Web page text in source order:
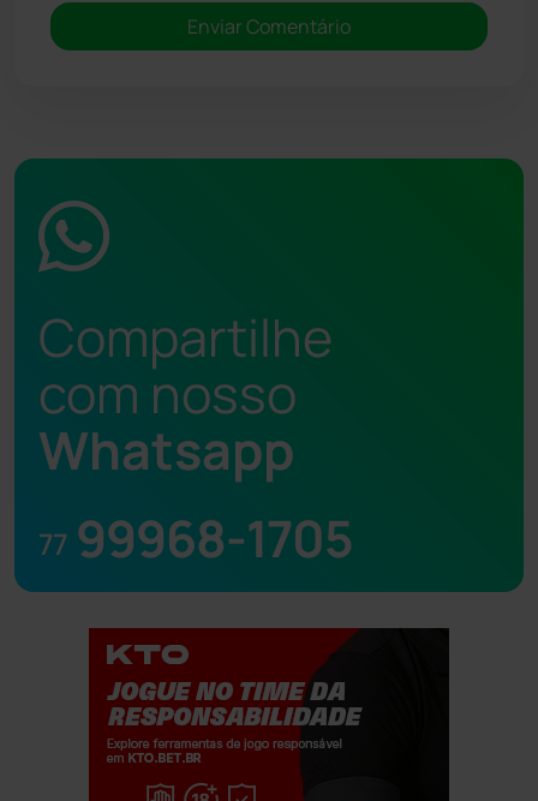
Compartilhe
com nosso
Whatsapp
77 99968-1705